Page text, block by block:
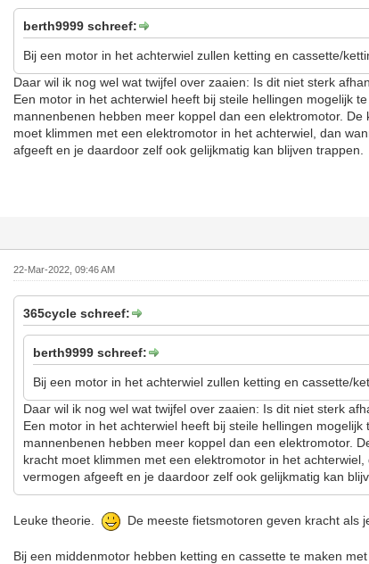
berth9999 schreef:
Bij een motor in het achterwiel zullen ketting en cassette/
Daar wil ik nog wel wat twijfel over zaaien: Is dit niet sterk
Een motor in het achterwiel heeft bij steile hellingen mogelijk
mannenbenen hebben meer koppel dan een elektromotor.
moet klimmen met een elektromotor in het achterwiel, dan
afgeeft en je daardoor zelf ook gelijkmatig kan blijven trappen.
22-Mar-2022, 09:46 AM
365cycle schreef:
berth9999 schreef:
Bij een motor in het achterwiel zullen ketting en cassette/
Daar wil ik nog wel wat twijfel over zaaien: Is dit niet sterk
Een motor in het achterwiel heeft bij steile hellingen
mannenbenen hebben meer koppel dan een elektromotor.
kracht moet klimmen met een elektromotor in het
vermogen afgeeft en je daardoor zelf ook gelijkmatig kan
Leuke theorie. De meeste fietsmotoren geven kracht als
Bij een middenmotor hebben ketting en cassette te maken